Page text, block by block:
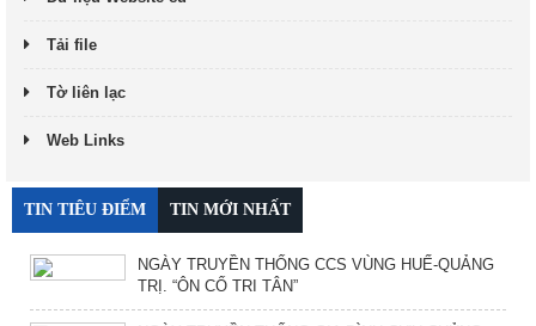
Tải file
Tờ liên lạc
Web Links
TIN TIÊU ĐIỂM TIN MỚI NHẤT
NGÀY TRUYỀN THỐNG CCS VÙNG HUẾ-QUẢNG
TRỊ. “ÔN CỐ TRI TÂN”